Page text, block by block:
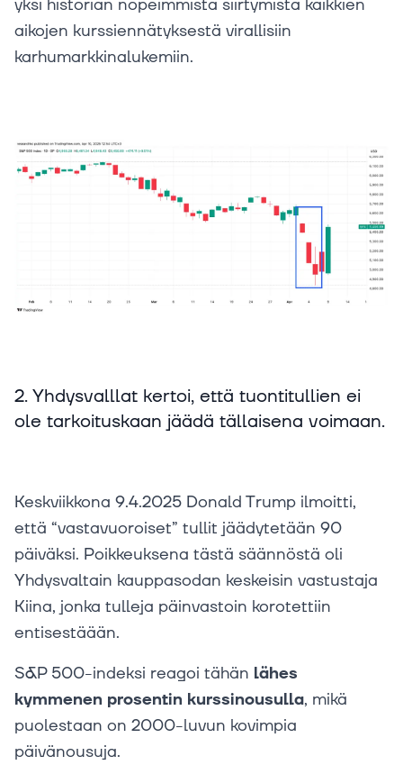
yksi historian nopeimmista siirtymistä kaikkien
aikojen kurssiennätyksestä virallisiin
karhumarkkinalukemiin.
2. Yhdysvalllat kertoi, että tuontitullien ei
ole tarkoituskaan jäädä tällaisena voimaan.
Keskviikkona 9.4.2025 Donald Trump ilmoitti,
että “vastavuoroiset” tullit jäädytetään 90
päiväksi. Poikkeuksena tästä säännöstä oli
Yhdysvaltain kauppasodan keskeisin vastustaja
Kiina, jonka tulleja päinvastoin korotettiin
entisestäään.
S&P 500-indeksi reagoi tähän lähes
kymmenen prosentin kurssinousulla, mikä
puolestaan on 2000-luvun kovimpia
päivänousuja.